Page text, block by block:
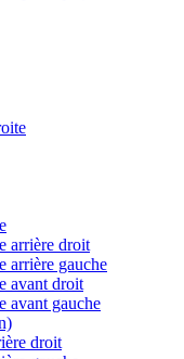
arrière droit
arrière gauche
avant droit
avant gauche
droit